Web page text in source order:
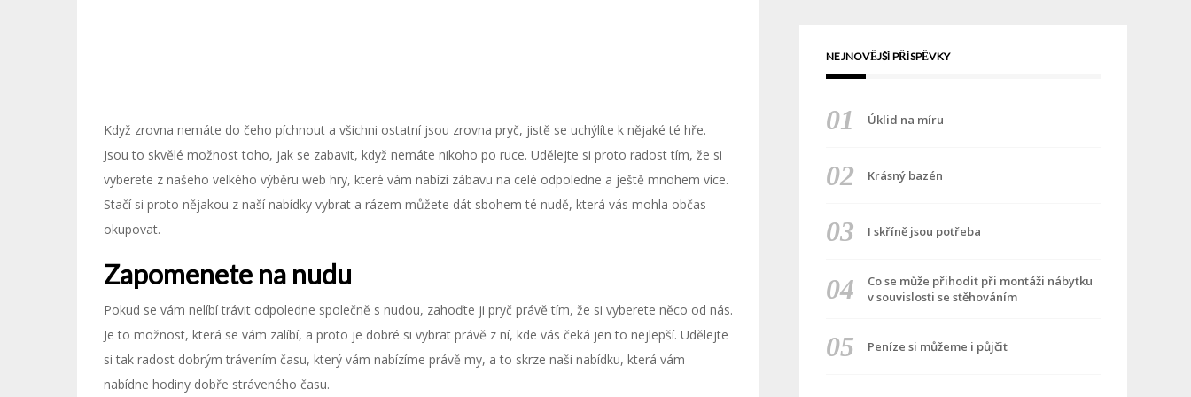
Když zrovna nemáte do čeho píchnout a všichni ostatní jsou zrovna pryč, jistě se uchýlíte k nějaké té hře.
Jsou to skvělé možnost toho, jak se zabavit, když nemáte nikoho po ruce. Udělejte si proto radost tím, že si
vyberete z našeho velkého výběru web hry, které vám nabízí zábavu na celé odpoledne a ještě mnohem více.
Stačí si proto nějakou z naší nabídky vybrat a rázem můžete dát sbohem té nudě, která vás mohla občas
okupovat.
Zapomenete na nudu
Pokud se vám nelíbí trávit odpoledne společně s nudou, zahoďte ji pryč právě tím, že si vyberete něco od nás.
Je to možnost, která se vám zalíbí, a proto je dobré si vybrat právě z ní, kde vás čeká jen to nejlepší. Udělejte
si tak radost dobrým trávením času, který vám nabízíme právě my, a to skrze naši nabídku, která vám
nabídne hodiny dobře stráveného času.
NEJNOVĚJŠÍ PŘÍSPĚVKY
Úklid na míru
Krásný bazén
I skříně jsou potřeba
Co se může přihodit při montáži nábytku
v souvislosti se stěhováním
Peníze si můžeme i půjčit